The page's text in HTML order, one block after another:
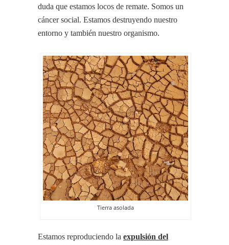
duda que estamos locos de remate. Somos un
cáncer social. Estamos destruyendo nuestro
entorno y también nuestro organismo.
Tierra asolada
Estamos reproduciendo la expulsión del